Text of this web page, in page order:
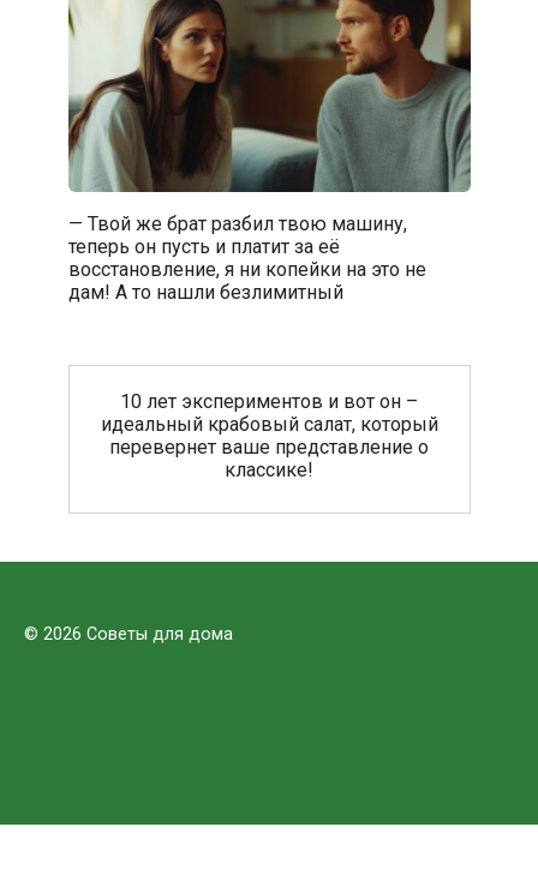
— Твой же брат разбил твою машину,
теперь он пусть и платит за её
восстановление, я ни копейки на это не
дам! А то нашли безлимитный
10 лет экспериментов и вот он –
идеальный крабовый салат, который
перевернет ваше представление о
классике!
© 2026 Советы для дома